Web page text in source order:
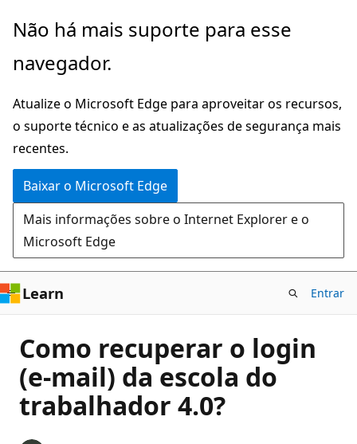
Pular
o
principal
Não há mais suporte para esse
navegador.
Atualize o Microsoft Edge para aproveitar os recursos,
o suporte técnico e as atualizações de segurança mais
recentes.
Baixar o Microsoft Edge
Mais informações sobre o Internet Explorer e o
Microsoft Edge
Learn Entrar
Como recuperar o login
(e-mail) da escola do
trabalhador 4.0?